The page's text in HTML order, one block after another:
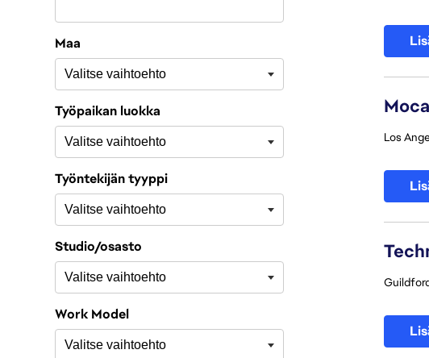
Maa
Työpaikan luokka
Työntekijän tyyppi
Studio/osasto
Work Model
Los